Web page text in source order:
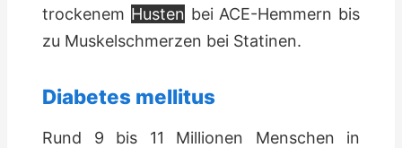
trockenem Husten bei ACE-Hemmern bis
zu Muskelschmerzen bei Statinen.
Diabetes mellitus
Rund 9 bis 11 Millionen Menschen in